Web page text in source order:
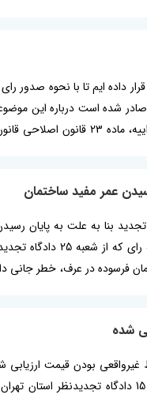
داده ایم تا با نحوه صدور
شده است درباره این
در دعاوی، اصل استماع دعوا، اختیار گزینش عنوان
عمر مفید ساختمان
بنا به علت به پایان
قرار داده ایم تا با نحوه صدور رای
فرسوده در عرف، خطر جانی
شده
بودن قیمت ارزیابی
نحوه صدور رای در این زمینه آشنا شوید. این نمونه رای که از